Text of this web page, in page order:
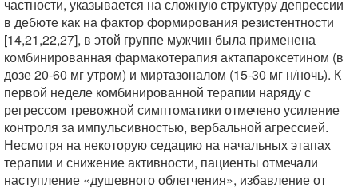
частности, указывается на сложную структуру депрессии
в дебюте как на фактор формирования резистентности
[14,21,22,27], в этой группе мужчин была применена
комбинированная фармакотерапия актапароксетином (в
дозе 20-60 мг утром) и миртазоналом (15-30 мг н/ночь). К
первой неделе комбинированной терапии наряду с
регрессом тревожной симптоматики отмечено усиление
контроля за импульсивностью, вербальной агрессией.
Несмотря на некоторую седацию на начальных этапах
терапии и снижение активности, пациенты отмечали
наступление «душевного облегчения», избавление от